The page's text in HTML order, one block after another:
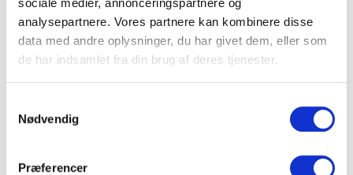
sociale medier, annonceringspartnere og
analysepartnere. Vores partnere kan kombinere disse
data med andre oplysninger, du har givet dem, eller som
de har indsamlet fra din brug af deres tjenester.
Nødvendig
Præferencer
politiske signaler. Igen i år fulgte vi med i realtid — og med de nye…
15. juni 2026·Stefan Bøgh-Andersen